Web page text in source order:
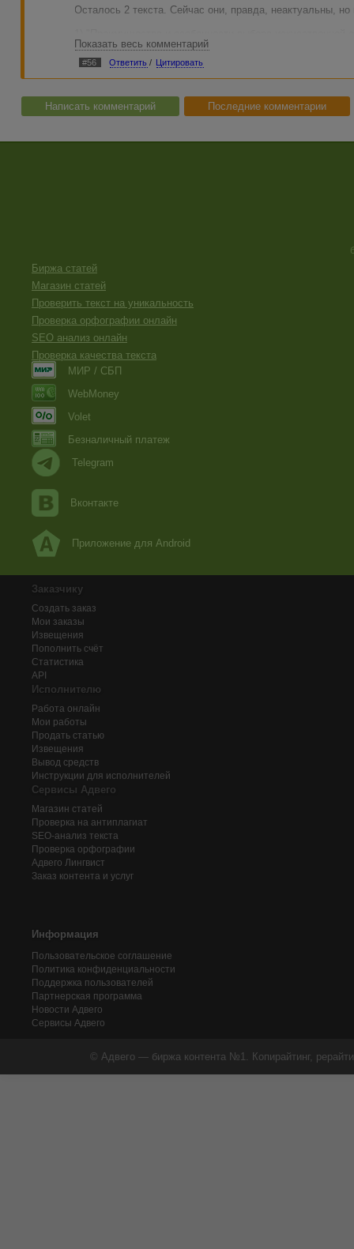
Осталось 2 текста. Сейчас они, правда, неактуальны,
http://advego.ru/shop/text/13534231/
2) "Как выбрать живую новогоднюю ель" (рерайтинг)
Показать весь комментарий
#56 Ответить / Цитировать
Написать комментарий Последние комментарии
Биржа статей
Магазин статей
Проверить текст на уникальность
Проверка орфографии онлайн
SEO анализ онлайн
Проверка качества текста
МИР / СБП
WebMoney
Volet
Безналичный платеж
Telegram
Вконтакте
Приложение для Android
Заказчику
Создать заказ
Мои заказы
Извещения
Пополнить счёт
Статистика
API
Исполнителю
Работа онлайн
Мои работы
Продать статью
Извещения
Вывод средств
Инструкции для исполнителей
Сервисы Адвего
Магазин статей
Проверка на антиплагиат
SEO-анализ текста
Проверка орфографии
Адвего Лингвист
Заказ контента и услуг
Информация
Пользовательское соглашение
Политика конфиденциальности
Поддержка пользователей
Партнерская программа
Новости Адвего
Сервисы Адвего
© Адвего — биржа контента №1. Копирайтинг,